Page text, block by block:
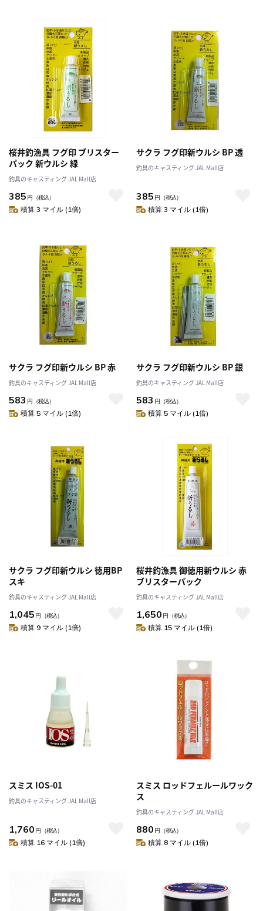
桜井釣漁具 フグ印 ブリスター
パック 新ウルシ 緑
釣具のキャスティング JAL Mall店
385 円 （税込）
積算 3 マイル (1倍)
サクラ フグ印新ウルシ BP 透
釣具のキャスティング JAL Mall店
385 円 （税込）
積算 3 マイル (1倍)
サクラ フグ印新ウルシ BP 赤
釣具のキャスティング JAL Mall店
583 円 （税込）
積算 5 マイル (1倍)
サクラ フグ印新ウルシ BP 銀
釣具のキャスティング JAL Mall店
583 円 （税込）
積算 5 マイル (1倍)
サクラ フグ印新ウルシ 徳用BP
スキ
釣具のキャスティング JAL Mall店
1,045 円 （税込）
積算 9 マイル (1倍)
桜井釣漁具 御徳用新ウルシ 赤
ブリスターパック
釣具のキャスティング JAL Mall店
1,650 円 （税込）
積算 15 マイル (1倍)
スミス IOS-01
釣具のキャスティング JAL Mall店
1,760 円 （税込）
積算 16 マイル (1倍)
スミス ロッドフェルールワック
ス
釣具のキャスティング JAL Mall店
880 円 （税込）
積算 8 マイル (1倍)